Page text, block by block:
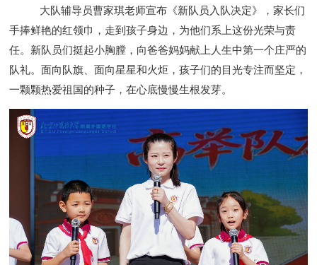
大队辅导员曹家琪老师宣布《新队员入队决定》，家长们
手捧鲜艳的红领巾，走到孩子身边，为他们系上这份光荣与责
任。新队员们挺起小胸膛，向爸爸妈妈献上人生中第一个庄严的
队礼。面向队旗、面向星星和火炬，孩子们的目光专注而坚定，
一颗颗热爱祖国的种子，在心底慢慢生根发芽。